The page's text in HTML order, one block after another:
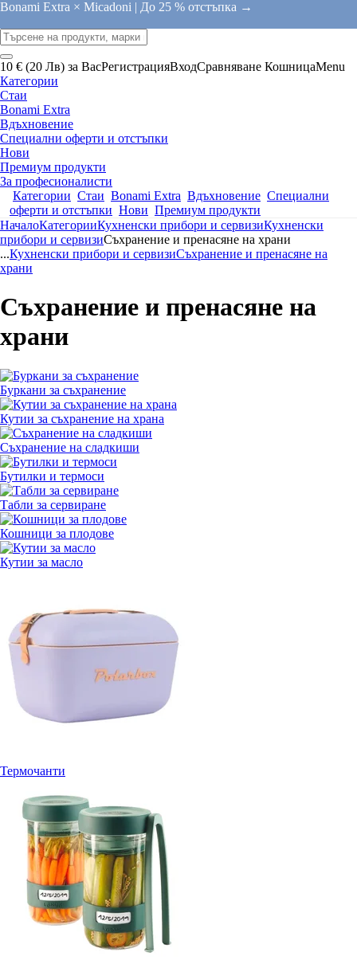
Bonami Extra × Micadoni | До 25 % отстъпка →
10 € (20 Лв) за ВасРегистрацияВходСравняване КошницаMenu
Категории
Стаи
Bonami Extra
Вдъхновение
Специални оферти и отстъпки
Нови
Премиум продукти
За професионалисти
Категории Стаи Bonami Extra Вдъхновение Специални
оферти и отстъпки Нови Премиум продукти
НачалоКатегорииКухненски прибори и сервизиКухненски
прибори и сервизиСъхранение и пренасяне на храни
...Кухненски прибори и сервизиСъхранение и пренасяне на
храни
Съхранение и пренасяне на
храни
Буркани за съхранение
Кутии за съхранение на храна
Съхранение на сладкиши
Бутилки и термоси
Табли за сервиране
Кошници за плодове
Кутии за масло
Термочанти